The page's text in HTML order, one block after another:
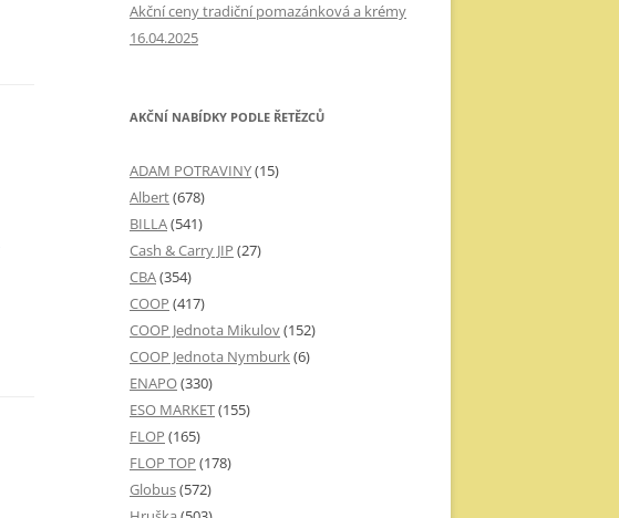
Akční ceny tradiční pomazánková a krémy
16.04.2025
AKČNÍ NABÍDKY PODLE ŘETĚZCŮ
ADAM POTRAVINY(15)
Albert(678)
BILLA(541)
Cash & Carry JIP (27)
CBA(354)
COOP (417)
COOP Jednota Mikulov(152)
COOP Jednota Nymburk(6)
ENAPO(330)
ESO MARKET(155)
FLOP (165)
FLOP TOP (178)
Globus(572)